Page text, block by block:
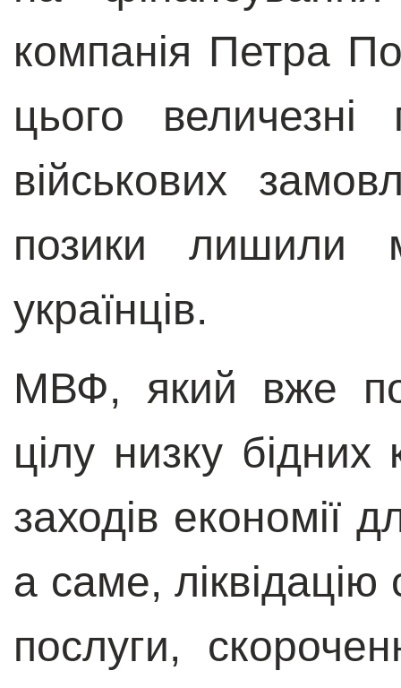
компанія Петра
цього величезні
військових
позики лишили
українців.
МВФ, який вже
цілу низку бідних
заходів економії
а саме,
послуги,